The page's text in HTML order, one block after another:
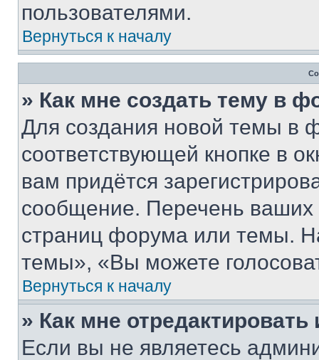
пользователями.
Вернуться к началу
» Как мне создать тему в
Для создания новой темы в
соответствующей кнопке в
вам придётся
сообщение. Перечень ваших
страниц форума или темы.
темы», «Вы можете
Вернуться к началу
» Как мне
Если вы не являетесь